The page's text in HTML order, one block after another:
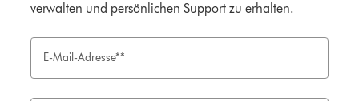
verwalten und persönlichen Support zu erhalten.
E-Mail-Adresse**